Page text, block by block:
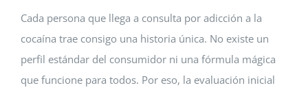
Cada persona que llega a consulta por adicción a la
cocaína trae consigo una historia única. No existe un
perfil estándar del consumidor ni una fórmula mágica
que funcione para todos. Por eso, la evaluación inicial